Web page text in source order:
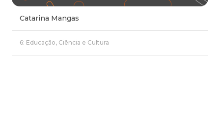
Catarina Mangas
6: Educação, Ciência e Cultura